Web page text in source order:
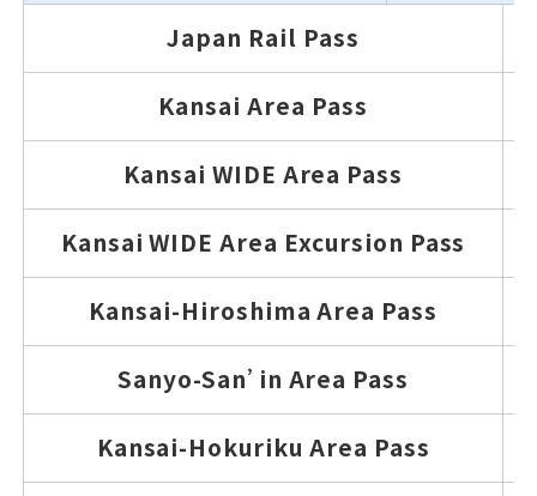
Japan Rail Pass
Kansai Area Pass
Kansai WIDE Area Pass
Kansai WIDE Area Excursion Pass
Kansai-Hiroshima Area Pass
Sanyo-San’in Area Pass
Kansai-Hokuriku Area Pass